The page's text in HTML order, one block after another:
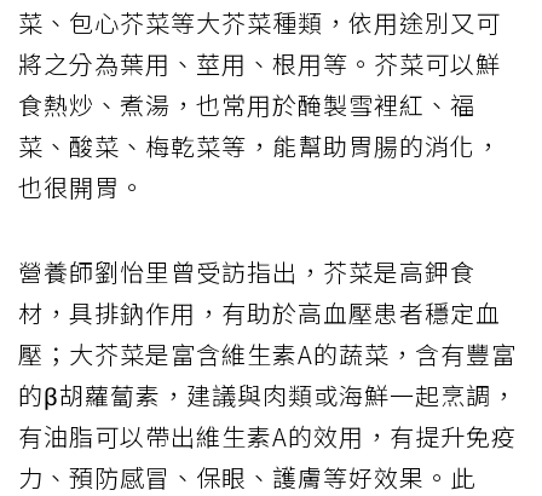
菜、包心芥菜等大芥菜種類，依用途別又可
將之分為葉用、莖用、根用等。芥菜可以鮮
食熱炒、煮湯，也常用於醃製雪裡紅、福
菜、酸菜、梅乾菜等，能幫助胃腸的消化，
也很開胃。
營養師劉怡里曾受訪指出，芥菜是高鉀食
材，具排鈉作用，有助於高血壓患者穩定血
壓；大芥菜是富含維生素A的蔬菜，含有豐富
的β胡蘿蔔素，建議與肉類或海鮮一起烹調，
有油脂可以帶出維生素A的效用，有提升免疫
力、預防感冒、保眼、護膚等好效果。此